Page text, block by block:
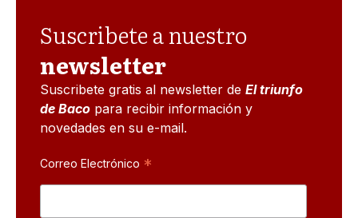
Suscribete a nuestro
newsletter
Suscribete gratis al newsletter de El triunfo
de Baco para recibir información y
novedades en su e-mail.
Correo Electrónico *